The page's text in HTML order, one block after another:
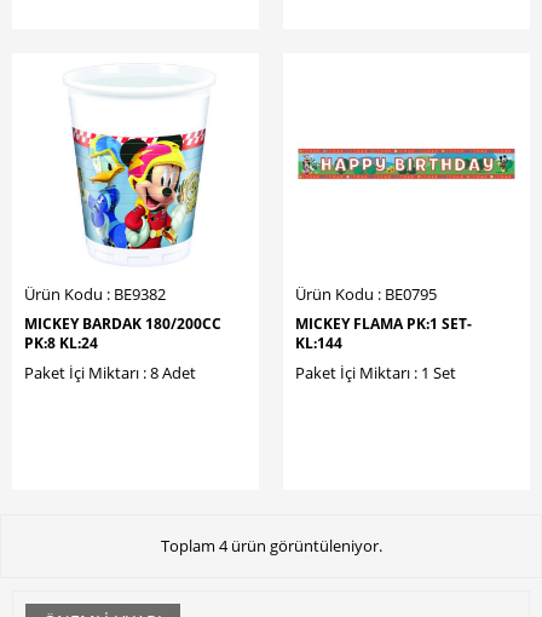
Ürün Kodu : BE9382
MICKEY BARDAK 180/200CC
PK:8 KL:24
Paket İçi Miktarı : 8 Adet
Ürün Kodu : BE0795
MICKEY FLAMA PK:1 SET-
KL:144
Paket İçi Miktarı : 1 Set
Toplam 4 ürün görüntüleniyor.